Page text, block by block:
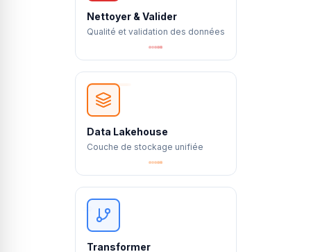
Nettoyer & Valider
Qualité et validation des données
Data Lakehouse
Couche de stockage unifiée
→⇒
Transformer